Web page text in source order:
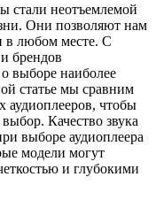
стали неотъемлемой
Они позволяют нам
в любом месте. С
брендов
выборе наиболее
статье мы сравним
аудиоплееров, чтобы
Качество звука
выборе аудиоплеера
модели могут
и глубокими